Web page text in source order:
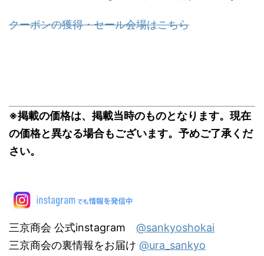
クーポンの獲得・セール会場はこちら
※掲載の価格は、掲載当時のものとなります。現在
の価格と異なる場合もございます。予めご了承くだ
さい。
三京商会 公式instagram @sankyoshokai
三京商会の裏情報をお届け @ura_sankyo